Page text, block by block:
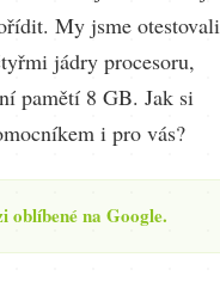
My jsme otestovali
jádry procesoru,
pamětí 8 GB. Jak si
i pro vás?
oblíbené na Google.